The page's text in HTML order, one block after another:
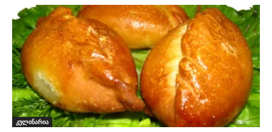
კულინარია